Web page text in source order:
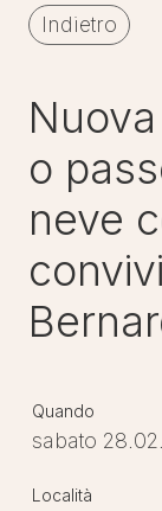
Indietro
o
neve
Quando
sabato
Località